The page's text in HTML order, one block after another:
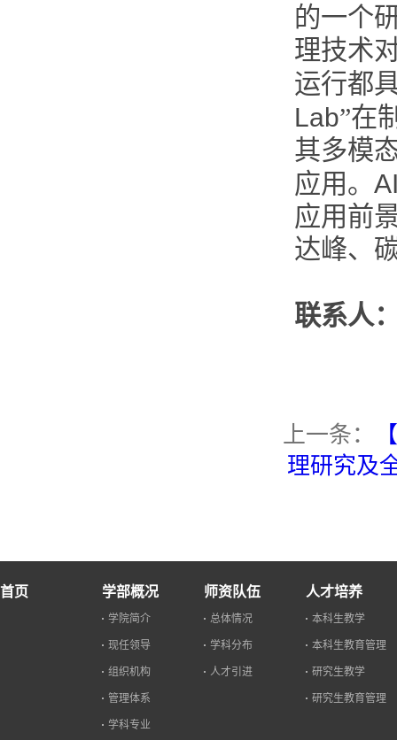
的一个
理技术
运行都
Lab”在
其多模
应用。
应用前
达峰、
联系人
上一条：
理研究及
首页 学部概况
学院简介
现任领导
组织机构
管理体系
学科专业
师资队伍
总体情况
学科分布
人才引进
人才培养
本科生教学
本科生教育管理
研究生教学
研究生教育管理